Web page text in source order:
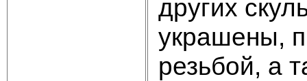
других
украшены,
резьбой, а